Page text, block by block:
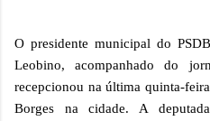
O presidente municipal do
Leobino, acompanhado do
recepcionou na última quinta-
Borges na cidade. A